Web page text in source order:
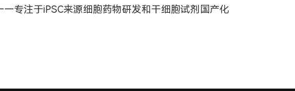
专注于iPSC来源细胞药物研发和干细胞试剂国产化